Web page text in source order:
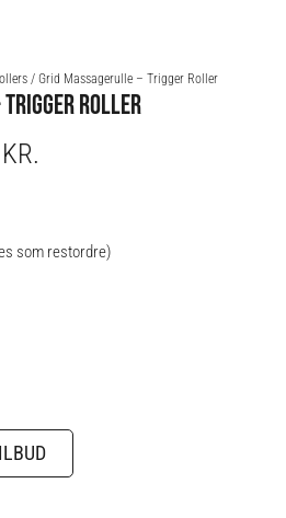
/ Grid Massagerulle – Trigger Roller
ROLLER
KR.
som restordre)